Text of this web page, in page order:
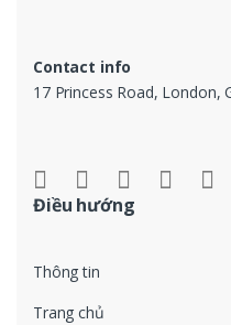
Contact info
17 Princess Road, London,
Điều hướng
Thông tin
Trang chủ